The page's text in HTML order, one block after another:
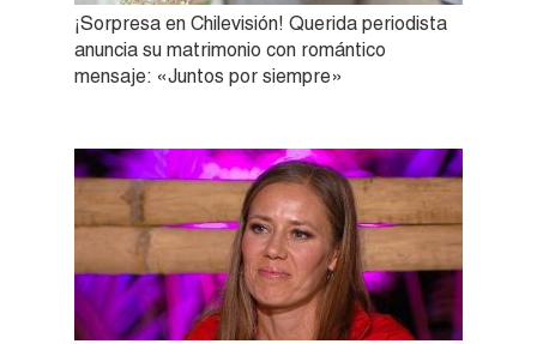
¡Sorpresa en Chilevisión! Querida periodista
anuncia su matrimonio con romántico
mensaje: «Juntos por siempre»